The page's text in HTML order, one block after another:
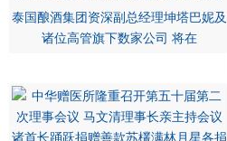
泰国酿酒集团资深副总经理坤塔巴妮及
诸位高管旗下数家公司 将在